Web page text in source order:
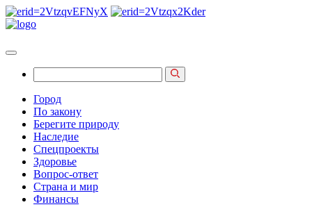
Город
По закону
Берегите природу
Наследие
Спецпроекты
Здоровье
Вопрос-ответ
Страна и мир
Финансы